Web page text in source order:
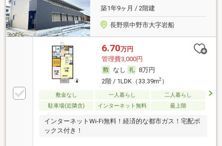
築1年9ヶ月 / 2階建
長野県中野市大字岩船
6.70万円
管理費3,000円
なし
8万円
2階 / 1LDK（33.39m2）
敷金なし 一人暮らし
二人暮らし
駐車場(近隣含)
インターネット無料 最上階
インターネットWi-Fi無料！経済的な都市ガス！宅配ボ
ックス付き！